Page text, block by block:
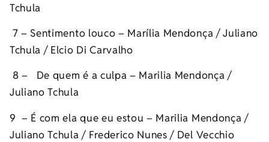
Tchula
7 – Sentimento louco – Marília Mendonça / Juliano
Tchula / Elcio Di Carvalho
8 – De quem é a culpa – Marilia Mendonça /
Juliano Tchula
9 – É com ela que eu estou – Marilia Mendonça /
Juliano Tchula / Frederico Nunes / Del Vecchio